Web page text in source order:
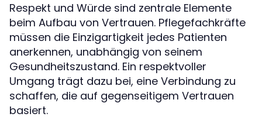
Respekt und Würde sind zentrale Elemente
beim Aufbau von Vertrauen. Pflegefachkräfte
müssen die Einzigartigkeit jedes Patienten
anerkennen, unabhängig von seinem
Gesundheitszustand. Ein respektvoller
Umgang trägt dazu bei, eine Verbindung zu
schaffen, die auf gegenseitigem Vertrauen
basiert.